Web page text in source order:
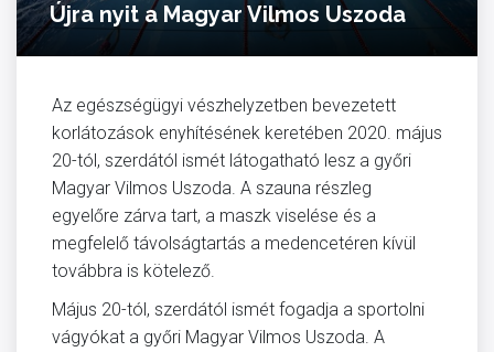
Újra nyit a Magyar Vilmos Uszoda
Az egészségügyi vészhelyzetben bevezetett
korlátozások enyhítésének keretében 2020. május
20-tól, szerdától ismét látogatható lesz a győri
Magyar Vilmos Uszoda. A szauna részleg
egyelőre zárva tart, a maszk viselése és a
megfelelő távolságtartás a medencetéren kívül
továbbra is kötelező.
Május 20-tól, szerdától ismét fogadja a sportolni
vágyókat a győri Magyar Vilmos Uszoda. A